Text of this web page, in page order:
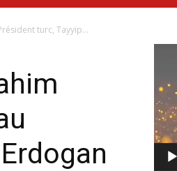
turc, Tayyip...